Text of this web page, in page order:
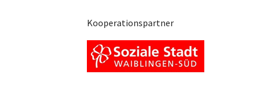
Kooperationspartner